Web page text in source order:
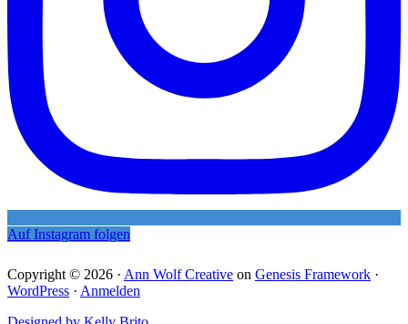
Auf Instagram folgen
Copyright © 2026 · Ann Wolf Creative on Genesis Framework ·
WordPress · Anmelden